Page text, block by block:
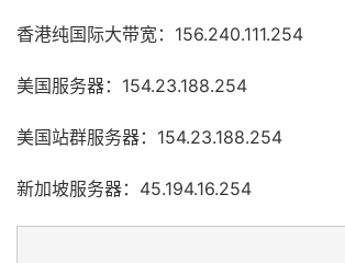
香港纯国际大带宽：156.240.111.254
美国服务器：154.23.188.254
美国站群服务器：154.23.188.254
新加坡服务器：45.194.16.254